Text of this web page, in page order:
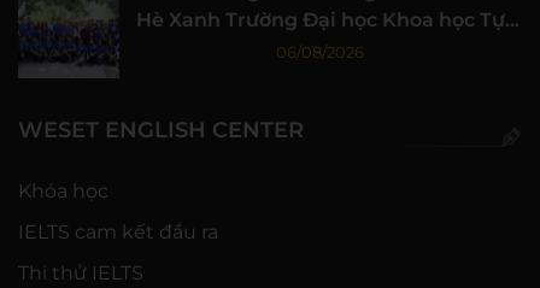
Hè Xanh Trường Đại học Khoa học Tự
nhiên, ĐHQG-HCM
06/08/2026
WESET ENGLISH CENTER
Khóa học
IELTS cam kết đầu ra
Thi thử IELTS